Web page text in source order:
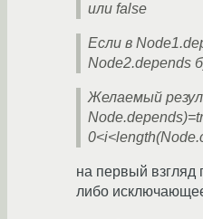
или false
Если в
Node2.depends
Желаемый
на первый
либо